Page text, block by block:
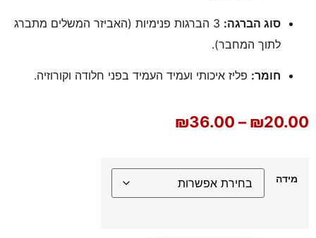
סוג הברגה:
3 הברגות פנימיות (האביזר המשלים מתברג
לתוך המחבר).
חומר: פליז איכותי ועמיד העמיד בפני חלודה וקורוזיה.
₪20.00
–
₪36.00
מידה